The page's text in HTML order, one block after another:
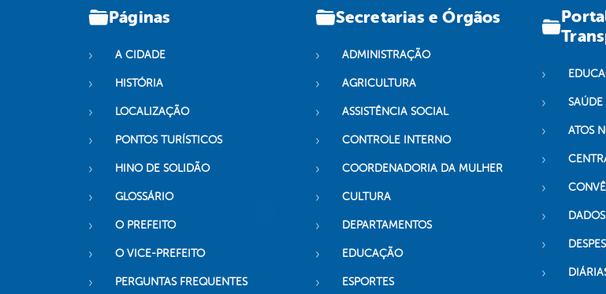
Páginas
A CIDADE
HISTÓRIA
LOCALIZAÇÃO
PONTOS TURÍSTICOS
HINO DE SOLIDÃO
GLOSSÁRIO
O PREFEITO
O VICE-PREFEITO
PERGUNTAS FREQUENTES
Secretarias e Órgãos
ADMINISTRAÇÃO
AGRICULTURA
ASSISTÊNCIA SOCIAL
CONTROLE INTERNO
COORDENADORIA DA MULHER
CULTURA
DEPARTAMENTOS
EDUCAÇÃO
ESPORTES
SAÚDE
ATOS